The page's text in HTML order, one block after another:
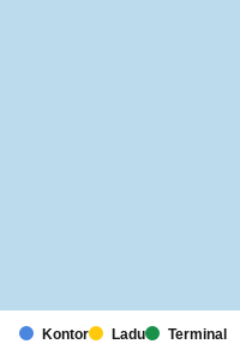
Kontor Ladu Terminal
Meil on kontorid ja rajatised
riigis. Me pakume ja